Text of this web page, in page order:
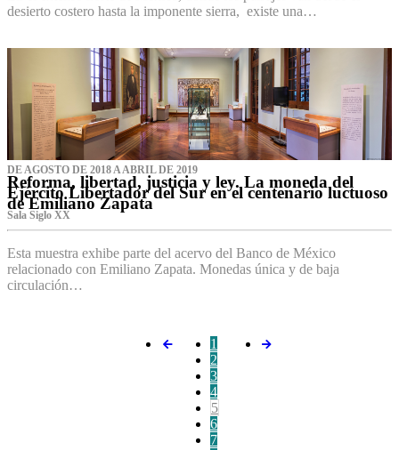
desierto costero hasta la imponente sierra, existe una…
DE AGOSTO DE 2018 A ABRIL DE 2019
Reforma, libertad, justicia y ley. La moneda del
Ejército Libertador del Sur en el centenario luctuoso
de Emiliano Zapata
Sala Siglo XX
Esta muestra exhibe parte del acervo del Banco de México
relacionado con Emiliano Zapata. Monedas única y de baja
circulación…
1
2
3
4
5
6
7